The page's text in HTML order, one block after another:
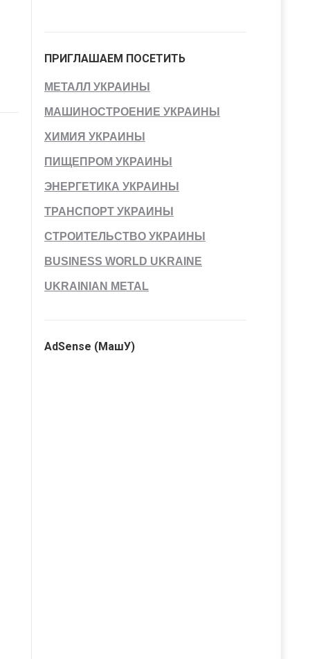
ПРИГЛАШАЕМ ПОСЕТИТЬ
МЕТАЛЛ УКРАИНЫ
МАШИНОСТРОЕНИЕ УКРАИНЫ
ХИМИЯ УКРАИНЫ
ПИЩЕПРОМ УКРАИНЫ
ЭНЕРГЕТИКА УКРАИНЫ
ТРАНСПОРТ УКРАИНЫ
СТРОИТЕЛЬСТВО УКРАИНЫ
BUSINESS WORLD UKRAINE
UKRAINIAN METAL
AdSense (МашУ)